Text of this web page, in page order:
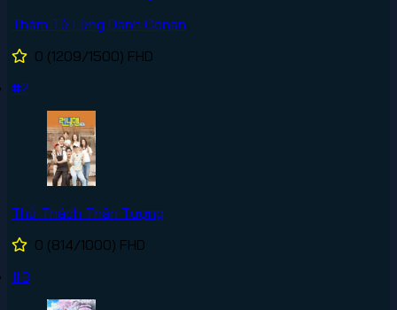
Thám Tử Lừng Danh Conan
0 (1209/1500) FHD
#2
Thử Thách Thần Tượng
0 (814/1000) FHD
#3